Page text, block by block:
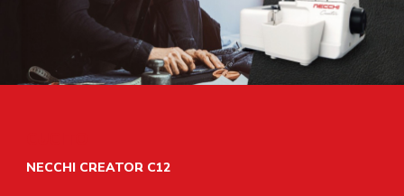
NECCHI CREATOR C12